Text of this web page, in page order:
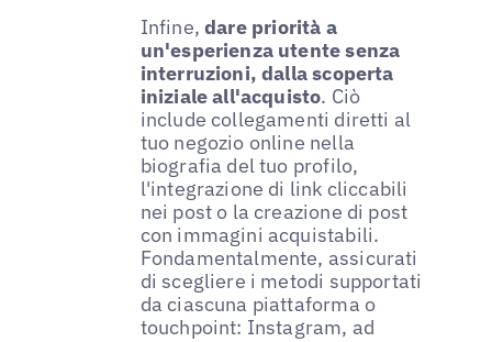
Infine,dare priorità a
un'esperienza utente senza
interruzioni, dalla scoperta
iniziale all'acquisto. Ciò
include collegamenti diretti al
tuo negozio online nella
biografia del tuo profilo,
l'integrazione di link cliccabili
nei post o la creazione di post
con immagini acquistabili.
Fondamentalmente, assicurati
di scegliere i metodi supportati
da ciascuna piattaforma o
touchpoint: Instagram, ad